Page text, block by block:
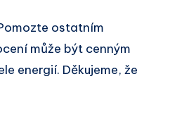
ostatním
může být cenným
energií. Děkujeme, že